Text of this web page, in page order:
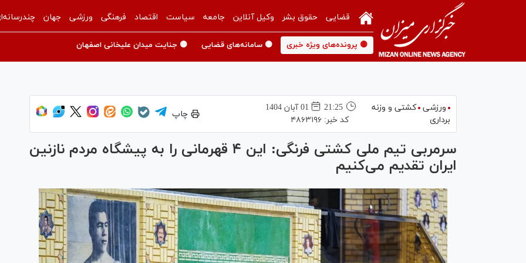
قضایی حقوق بشر وکیل آنلاین جامعه سیاست اقتصاد فرهنگی ورزشی جهان
🟡 پرونده‌های ویژه خبری 🟡 سامانه‌های قضایی 🟡 جنایت میدان علیخانی اصفهان
ورزشی کشتی و وزنه
برداری
21:25
01 آبان 1404
کد خبر:۴۸۶۳۱۹۶
چاپ
سرمربی تیم ملی کشتی فرنگی: این ۴ قهرمانی را به پیشگاه مردم نازنین
ایران تقدیم می‌کنیم